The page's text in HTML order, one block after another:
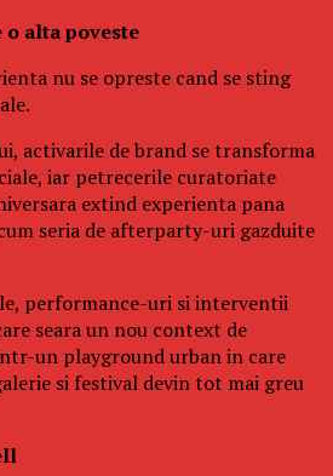
o alta poveste
nu se opreste cand se sting
activarile de brand se transforma
iar petrecerile curatoriate
extind experienta pana
seria de afterparty-uri gazduite
performance-uri si interventii
seara un nou context de
un playground urban in care
si festival devin tot mai greu